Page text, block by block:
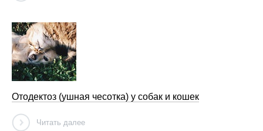
Отодектоз (ушная чесотка) у собак и кошек
Читать далее